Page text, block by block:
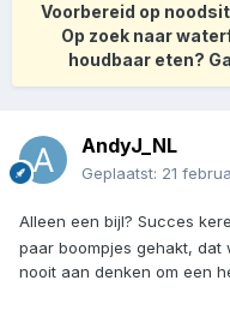
Voorbereid op
Op zoek naar
houdbaar eten?
AndyJ_NL
Geplaatst: 21
Alleen een bijl? Succes
paar boompjes gehakt, dat
nooit aan denken om een